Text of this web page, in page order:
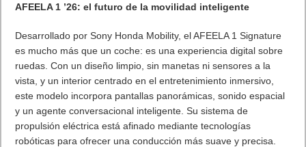
AFEELA 1 ’26: el futuro de la movilidad inteligente
Desarrollado por Sony Honda Mobility, el AFEELA 1 Signature
es mucho más que un coche: es una experiencia digital sobre
ruedas. Con un diseño limpio, sin manetas ni sensores a la
vista, y un interior centrado en el entretenimiento inmersivo,
este modelo incorpora pantallas panorámicas, sonido espacial
y un agente conversacional inteligente. Su sistema de
propulsión eléctrica está afinado mediante tecnologías
robóticas para ofrecer una conducción más suave y precisa.